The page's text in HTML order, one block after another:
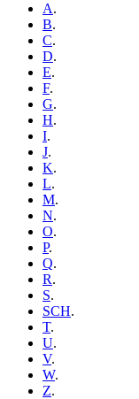
A.
B.
C.
D.
E.
F.
G.
H.
I.
J.
K.
L.
M.
N.
O.
P.
Q.
R.
S.
SCH.
T.
U.
V.
W.
Z.